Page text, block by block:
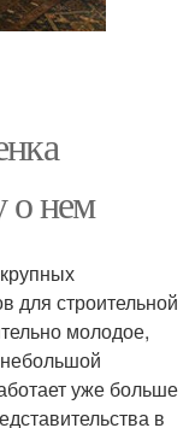
о нем
для строительной
молодое,
уже больше
в